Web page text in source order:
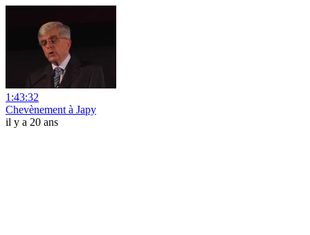
1:43:32
Chevènement à Japy
il y a 20 ans